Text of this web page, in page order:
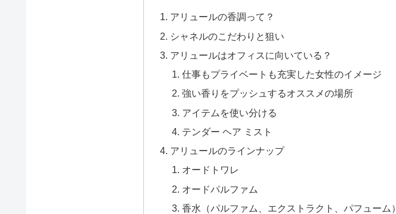
アリュールの香調って？
シャネルのこだわりと狙い
アリュールはオフィスに向いている？
仕事もプライベートも充実した女性のイメージ
強い香りをプッシュするオススメの場所
アイテムを使い分ける
テンダー ヘア ミスト
アリュールのラインナップ
オードトワレ
オードパルファム
香水（パルファム、エクストラクト、パフューム）